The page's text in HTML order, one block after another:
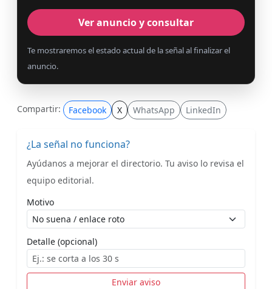
Ver anuncio y consultar
Te mostraremos el estado actual de la señal al finalizar el
anuncio.
Compartir: Facebook X WhatsApp LinkedIn
¿La señal no funciona?
Ayúdanos a mejorar el directorio. Tu aviso lo revisa el
equipo editorial.
Motivo
Detalle (opcional)
Enviar aviso